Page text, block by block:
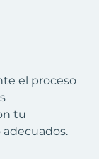
el proceso
tu